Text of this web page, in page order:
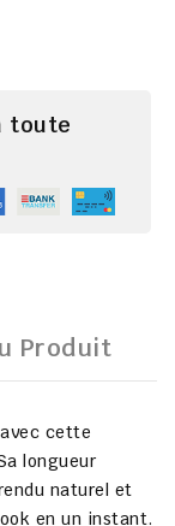
toute
Produit
cette
longueur
naturel et
en un instant.